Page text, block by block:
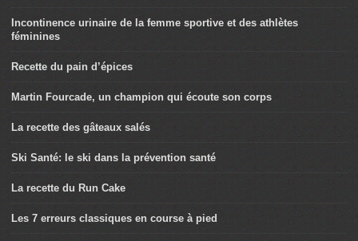
Incontinence urinaire de la femme sportive et des athlètes
féminines
Recette du pain d’épices
Martin Fourcade, un champion qui écoute son corps
La recette des gâteaux salés
Ski Santé: le ski dans la prévention santé
La recette du Run Cake
Les 7 erreurs classiques en course à pied